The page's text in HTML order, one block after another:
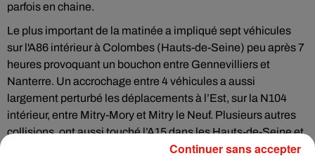
parfois en chaine.
Le plus important de la matinée a impliqué sept véhicules
sur l'A86 intérieur à Colombes (Hauts-de-Seine) peu après 7
heures provoquant un bouchon entre Gennevilliers et
Nanterre. Un accrochage entre 4 véhicules a aussi
largement perturbé les déplacements à l’Est, sur la N104
intérieur, entre Mitry-Mory et Mitry le Neuf. Plusieurs autres
collisions, ont aussi touché l’A15 dans les Hauts-de-Seine et
le Val-d’Oise. Au pire moment de la matinée, on
Continuer sans accepter